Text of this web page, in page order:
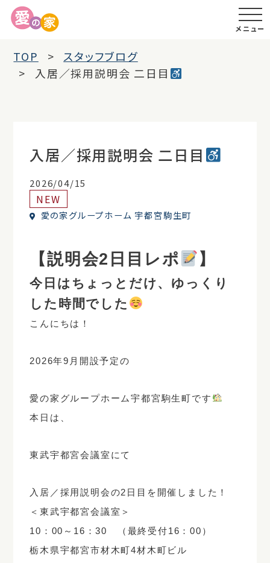
メニュー
TOP
スタッフブログ
入居／採用説明会 二日目
入居／採用説明会 二日目
2026/04/15
NEW
愛の家グループホーム 宇都宮駒生町
【説明会2日目レポ 】
今日はちょっとだけ、ゆっくり
した時間でした
こんにちは！
2026年9月開設予定の
愛の家グループホーム宇都宮駒生町です
本日は、
東武宇都宮会議室 にて
入居／採用説明会の2日目を開催しました！
＜東武宇都宮会議室＞
10：00～16：30 （最終受付16：00）
栃木県宇都宮市材木町4材木町ビル